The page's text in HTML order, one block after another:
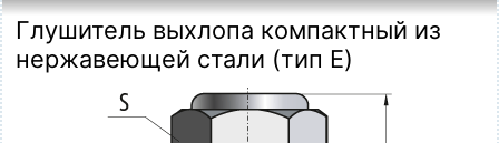
Глушитель выхлопа компактный из
нержавеющей стали (тип E)